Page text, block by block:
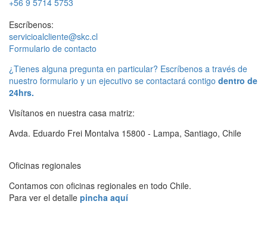
Escríbenos:
servicioalcliente@skc.cl
Formulario de contacto
¿Tienes alguna pregunta en particular? Escríbenos a través de
nuestro formulario y un ejecutivo se contactará contigo dentro de
24hrs.
Visítanos en nuestra casa matriz:
Avda. Eduardo Frei Montalva 15800 - Lampa, Santiago, Chile
Oficinas regionales
Contamos con oficinas regionales en todo Chile.
Para ver el detalle pincha aquí